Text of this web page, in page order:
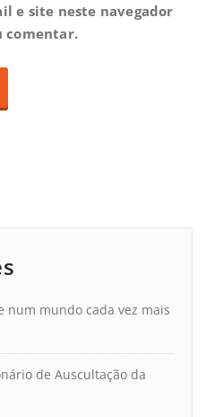
e site neste navegador
comentar.
num mundo cada vez mais
de Auscultação da